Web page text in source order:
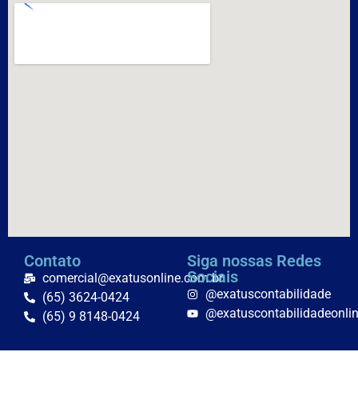
Contato
comercial@exatusonline.com.br
(65) 3624-0424
(65) 9 8148-0424
Siga nossas Redes
Sociais
@exatuscontabilidade